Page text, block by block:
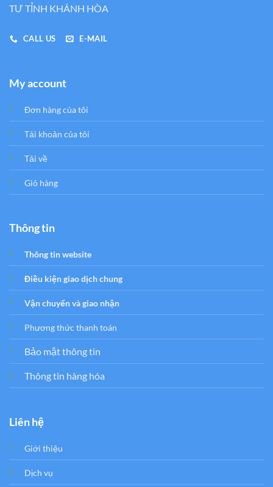
TƯ TỈNH KHÁNH HÒA
CALL US E-MAIL
My account
Đơn hàng của tôi
Tải khoản của tôi
Tải về
Giỏ hàng
Thông tin
Thông tin website
Điều kiện giao dịch chung
Vận chuyển và giao nhận
Phương thức thanh toán
Bảo mật thông tin
Thông tin hàng hóa
Liên hệ
Giới thiệu
Dịch vụ